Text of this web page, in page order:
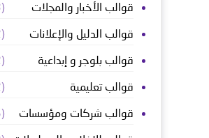
قوالب الأخبار والمجلات
(3)
قوالب الدليل والإعلانات
(2)
قوالب بلوجر و إبداعية
(2)
قوالب تعليمية
(2)
قوالب شركات ومؤسسات
(5)